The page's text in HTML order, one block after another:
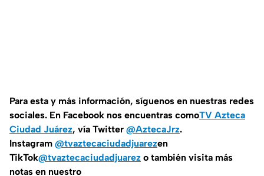
Para esta y más información, síguenos en nuestras redes
sociales. En Facebook nos encuentras comoTV Azteca
Ciudad Juárez, vía Twitter @AztecaJrz.
Instagram @tvaztecaciudadjuarezen
TikTok@tvaztecaciudadjuarez o también visita más
notas en nuestro